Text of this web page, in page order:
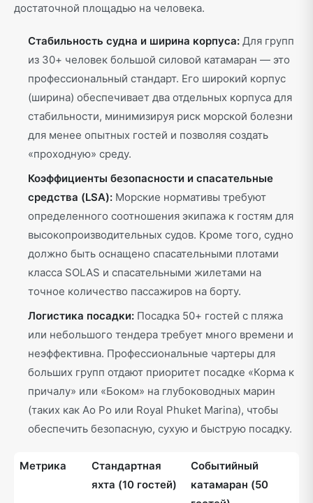
достаточной площадью на человека.
Стабильность судна и ширина корпуса: Для групп
из 30+ человек большой силовой катамаран — это
профессиональный стандарт. Его широкий корпус
(ширина) обеспечивает два отдельных корпуса для
стабильности, минимизируя риск морской болезни
для менее опытных гостей и позволяя создать
«проходную» среду.
Коэффициенты безопасности и спасательные
средства (LSA): Морские нормативы требуют
определенного соотношения экипажа к гостям для
высокопроизводительных судов. Кроме того, судно
должно быть оснащено спасательными плотами
класса SOLAS и спасательными жилетами на
точное количество пассажиров на борту.
Логистика посадки: Посадка 50+ гостей с пляжа
или небольшого тендера требует много времени и
неэффективна. Профессиональные чартеры для
больших групп отдают приоритет посадке «Корма к
причалу» или «Боком» на глубоководных марин
(таких как Ao Po или Royal Phuket Marina), чтобы
обеспечить безопасную, сухую и быструю посадку.
Метрика
Стандартная
яхта (10 гостей)
Событийный
катамаран (50